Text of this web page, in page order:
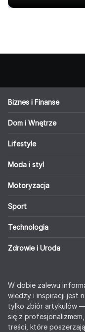
Biznes i Finanse
Dom i Wnętrze
Lifestyle
Moda i styl
Motoryzacja
Sport
Technologia
Zdrowie i Uroda
W dobie zalewu
wiedzy i inspiracji jest
tylko zbiór artykułów
się z
treści, które